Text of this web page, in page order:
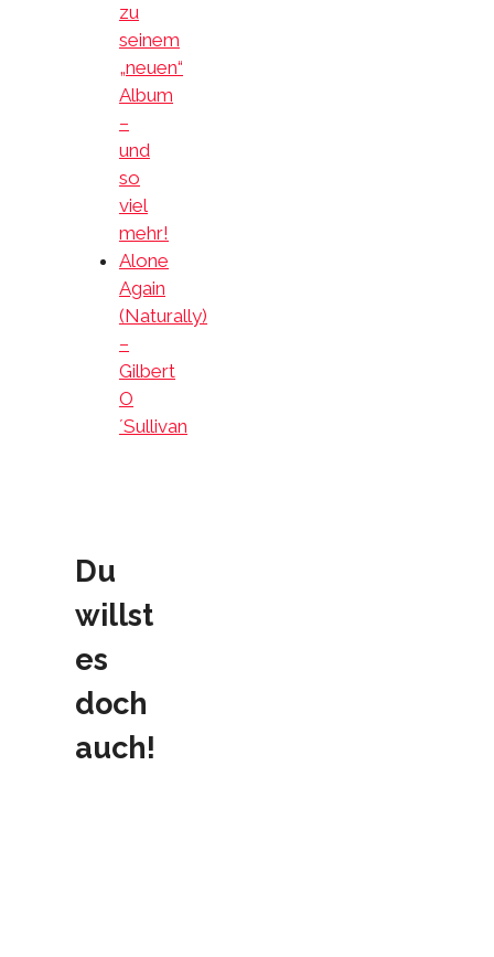
zu
seinem
„neuen“
Album
–
und
so
viel
mehr!
Alone
Again
(Naturally)
–
Gilbert
O
´Sullivan
Du
willst
es
doch
auch!